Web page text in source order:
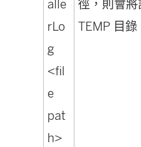
alle
rLo
g
<fil
e
pat
h>
徑，則會
TEMP 目錄